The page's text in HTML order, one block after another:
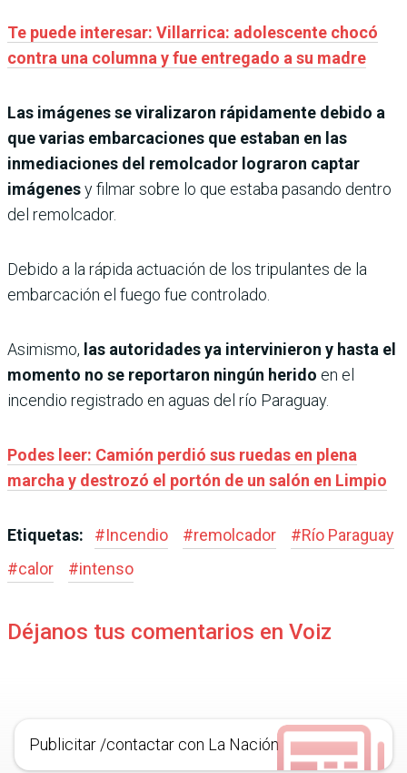
Te puede interesar: Villarrica: adolescente chocó
contra una columna y fue entregado a su madre
Las imágenes se viralizaron rápidamente debido a
que varias embarcaciones que estaban en las
inmediaciones del remolcador lograron captar
imágenesy filmar sobre lo que estaba pasando dentro
del remolcador.
Debido a la rápida actuación de los tripulantes de la
embarcación el fuego fue controlado.
Asimismo, las autoridades ya intervinieron y hasta el
momento no se reportaron ningún herido en el
incendio registrado en aguas del río Paraguay.
Podes leer: Camión perdió sus ruedas en plena
marcha y destrozó el portón de un salón en Limpio
Etiquetas: #Incendio #remolcador #Río Paraguay
#calor #intenso
Déjanos tus comentarios en Voiz
Publicitar /contactar con La Nación